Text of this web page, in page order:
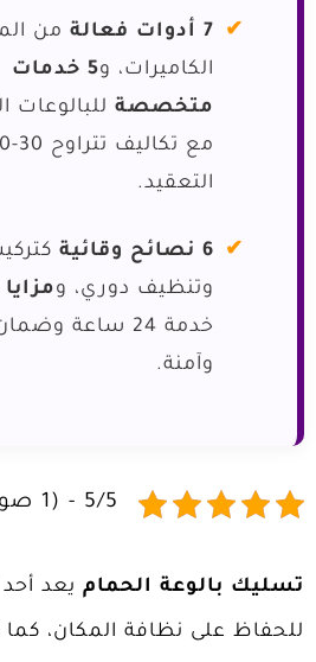
7 أدوات فعالة
من
الكاميرات، و
5 خدمات
متخصصة للبالوعات
التعقيد.
6 نصائح وقائية
وتنظيف دوري، ومزايا Plumber00
خدمة 24 ساعة
وآمنة.
5/5 - (1 صوت واحد)
تسليك بالوعة الحمام يعد أحد
للحفاظ على نظافة المكان،